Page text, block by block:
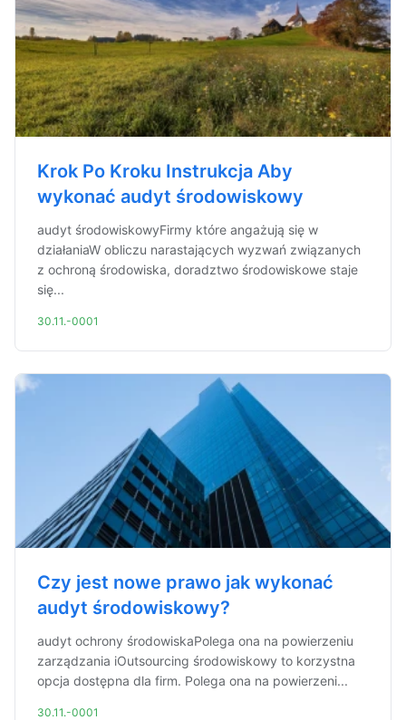
Krok Po Kroku Instrukcja Aby
wykonać audyt środowiskowy
audyt środowiskowyFirmy które angażują się w
działaniaW obliczu narastających wyzwań związanych
z ochroną środowiska, doradztwo środowiskowe staje
się...
30.11.-0001
Czy jest nowe prawo jak wykonać
audyt środowiskowy?
audyt ochrony środowiskaPolega ona na powierzeniu
zarządzania iOutsourcing środowiskowy to korzystna
opcja dostępna dla firm. Polega ona na powierzeni...
30.11.-0001